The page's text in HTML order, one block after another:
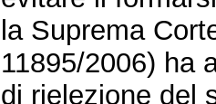
la Suprema
11895/2006) ha
di rielezione del